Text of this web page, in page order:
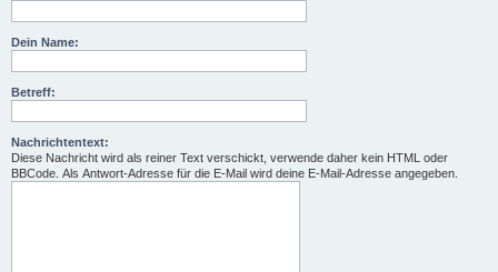
Dein Name:
Betreff:
Nachrichtentext:
Diese Nachricht wird als reiner Text verschickt, verwende daher kein HTML oder
BBCode. Als Antwort-Adresse für die E-Mail wird deine E-Mail-Adresse angegeben.